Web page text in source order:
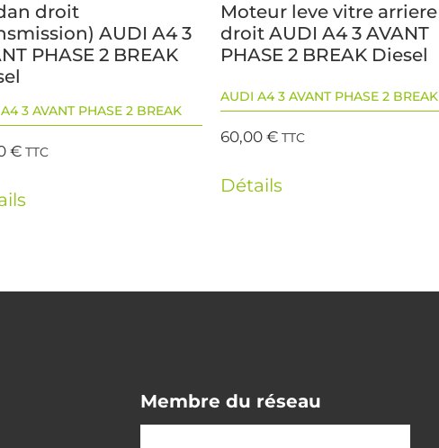
droit
AUDI A4 3
PHASE 2 BREAK
3 AVANT PHASE 2 BREAK
€ TTC
Moteur leve vitre arriere
droit AUDI A4 3 AVANT
PHASE 2 BREAK Diesel
AUDI A4 3 AVANT PHASE 2 BREAK
60,00€ TTC
Détails
Membre du réseau